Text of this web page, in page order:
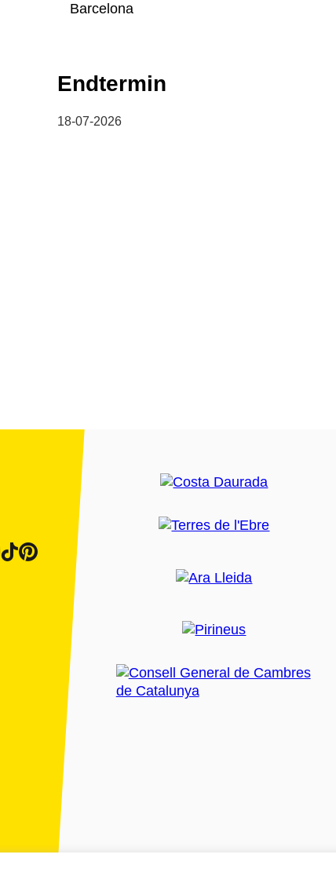
Barcelona
Endtermin
18-07-2026